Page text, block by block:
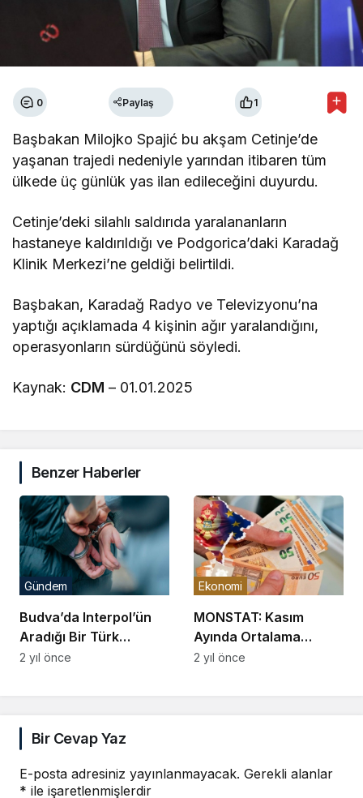
0 Paylaş 1
Başbakan Milojko Spajić bu akşam Cetinje’de
yaşanan trajedi nedeniyle yarından itibaren tüm
ülkede üç günlük yas ilan edileceğini duyurdu.
Cetinje’deki silahlı saldırıda yaralananların
hastaneye kaldırıldığı ve Podgorica’daki Karadağ
Klinik Merkezi’ne geldiği belirtildi.
Başbakan, Karadağ Radyo ve Televizyonu’na
yaptığı açıklamada 4 kişinin ağır yaralandığını,
operasyonların sürdüğünü söyledi.
Kaynak: CDM – 01.01.2025
Benzer Haberler
Budva’da Interpol’ün
Aradığı Bir Türk
Tutuklandı
Gündem
2 yıl önce
MONSTAT: Kasım
Ayında Ortalama
Kazanç 993 Euro Oldu
Ekonomi
2 yıl önce
Bir Cevap Yaz
E-posta adresiniz yayınlanmayacak. Gerekli alanlar
* ile işaretlenmişlerdir